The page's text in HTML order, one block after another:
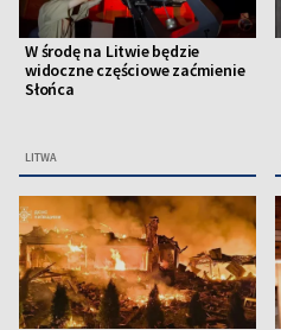
W środę na Litwie będzie
widoczne częściowe zaćmienie
Słońca
LITWA